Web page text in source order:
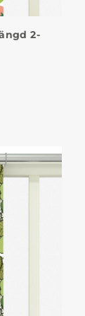
2-